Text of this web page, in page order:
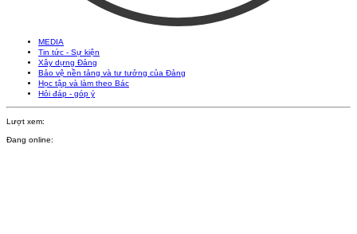
MEDIA
Tin tức - Sự kiện
Xây dựng Đảng
Bảo vệ nền tảng và tư tưởng của Đảng
Học tập và làm theo Bác
Hỏi đáp - góp ý
Lượt xem:
Đang online: